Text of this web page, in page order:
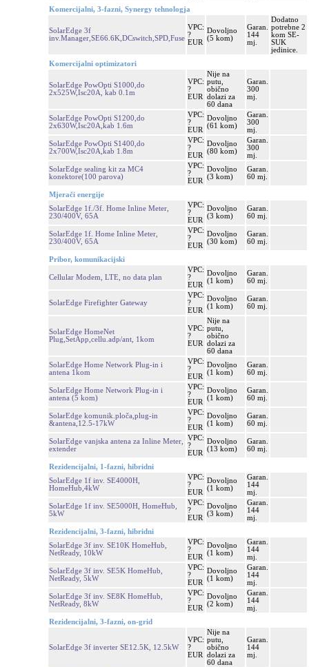
Komercijalni, 3-fazni, Synergy tehnologja
SolarEdge 3f
inv.Manager,SE66.6K,DCswitch,SPD,Fuse
VPC:
?
EUR
Dovoljno
(5 kom)
Garan.
144
mj.
Dodatno
potrebne 2
kom SE-
SUK
jedinice.
Komercijalni optimizatori
SolarEdge PowOpti S1000,do
2x525W,Isc20A, kab 0.1m
VPC:
?
EUR
Nije na
putu,
obično
dolazi za
60 dana
Garan.
300
mj.
SolarEdge PowOpti S1200,do
2x630W,Isc20A,kab 1.6m
VPC:
?
EUR
Dovoljno
(61 kom)
Garan.
300
mj.
SolarEdge PowOpti S1400,do
2x700W,Isc20A,kab 1.8m
VPC:
?
EUR
Dovoljno
(80 kom)
Garan.
300
mj.
SolarEdge sealing kit za MC4
konektore(100 parova)
VPC:
?
EUR
Dovoljno
(3 kom)
Garan.
60 mj.
Mjerači energije
SolarEdge 1f./3f. Home Inline Meter,
230/400V, 65A
VPC:
?
EUR
Dovoljno
(3 kom)
Garan.
60 mj.
SolarEdge 1f. Home Inline Meter,
230/400V, 65A
VPC:
?
EUR
Dovoljno
(30 kom)
Garan.
60 mj.
Pribor, komunikacijski
Cellular Modem, LTE, no data plan
VPC:
?
EUR
Dovoljno
(1 kom)
Garan.
60 mj.
SolarEdge Firefighter Gateway
VPC:
?
EUR
Dovoljno
(1 kom)
Garan.
60 mj.
SolarEdge HomeNet
Plug,SetApp,cellu.adp/ant, 1kom
VPC:
?
EUR
Nije na
putu,
obično
dolazi za
60 dana
SolarEdge Home Network Plug-in i
antena 1kom
VPC:
?
EUR
Dovoljno
(1 kom)
Garan.
60 mj.
SolarEdge Home Network Plug-in i
antena (5 kom)
VPC:
?
EUR
Dovoljno
(1 kom)
Garan.
60 mj.
SolarEdge komunik.ploča,plug-in
&antena,12.5-17kW
VPC:
?
EUR
Dovoljno
(1 kom)
Garan.
60 mj.
SolarEdge vanjska antena za Inline Meter,
extender
VPC:
?
EUR
Dovoljno
(13 kom)
Garan.
60 mj.
Rezidencijalni, 1-fazni, hibridni
SolarEdge 1f inv. SE4000H,
HomeHub,4kW
VPC:
?
EUR
Dovoljno
(1 kom)
Garan.
144
mj.
SolarEdge 1f inv. SE5000H, HomeHub,
5kW
VPC:
?
EUR
Dovoljno
(3 kom)
Garan.
144
mj.
Rezidencijalni, 3-fazni, hibridni
SolarEdge 3f inv. SE10K HomeHub,
NetReady, 10kW
VPC:
?
EUR
Dovoljno
(1 kom)
Garan.
144
mj.
SolarEdge 3f inv. SE5K HomeHub,
NetReady, 5kW
VPC:
?
EUR
Dovoljno
(1 kom)
Garan.
144
mj.
SolarEdge 3f inv. SE8K HomeHub,
NetReady, 8kW
VPC:
?
EUR
Dovoljno
(2 kom)
Garan.
144
mj.
Rezidencijalni, 3-fazni, on-grid
SolarEdge 3f inverter SE12.5K, 12.5kW
VPC:
?
EUR
Nije na
putu,
obično
dolazi za
60 dana
Garan.
144
mj.